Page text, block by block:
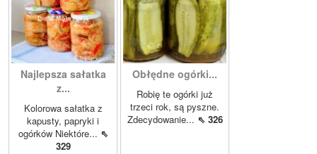
Najlepsza sałatka
z...
Kolorowa sałatka z
kapusty, papryki i
ogórków Niektóre... ⇖
329
Obłędne ogórki...
Robię te ogórki już
trzeci rok, są pyszne.
Zdecydowanie... ⇖ 326